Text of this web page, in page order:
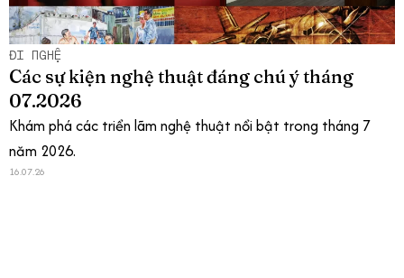
ĐI NGHỆ
Các sự kiện nghệ thuật đáng chú ý tháng
07.2026
Khám phá các triển lãm nghệ thuật nổi bật trong tháng 7
năm 2026.
16.07.26